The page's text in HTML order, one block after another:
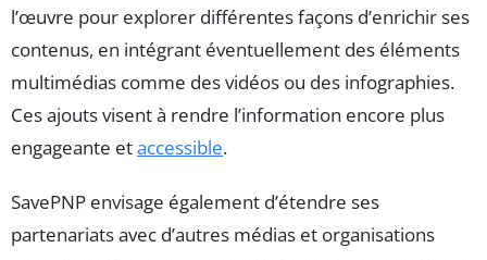
l’œuvre pour explorer différentes façons d’enrichir ses
contenus, en intégrant éventuellement des éléments
multimédias comme des vidéos ou des infographies.
Ces ajouts visent à rendre l’information encore plus
engageante etaccessible.
SavePNP envisage également d’étendre ses
partenariats avec d’autres médias et organisations